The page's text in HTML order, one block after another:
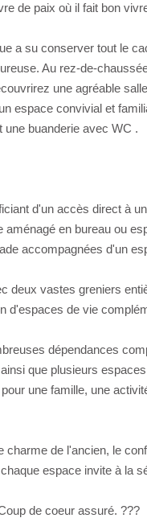
de paix où il fait bon
a su conserver tout le
Au rez-de-
une agréable
espace convivial et
une buanderie avec WC .
d'un accès direct à
en bureau ou
accompagnées d'un
deux vastes greniers
d'espaces de vie
dépendances
que plusieurs
une famille, une
de l'ancien, le
espace invite à la
de coeur assuré. ???